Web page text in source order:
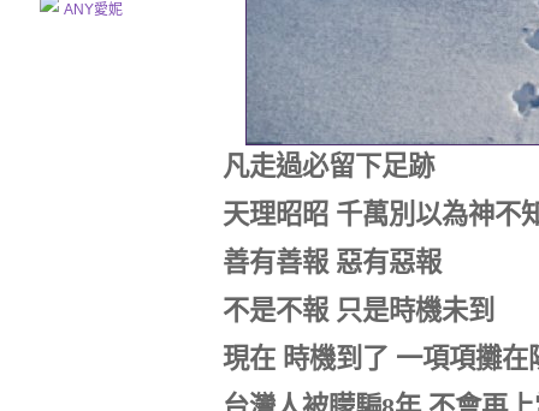
ANY愛妮
凡走過必留下足跡
天理昭昭 千萬別以為神不
善有善報 惡有惡報
不是不報 只是時機未到
現在 時機到了 一項項攤在